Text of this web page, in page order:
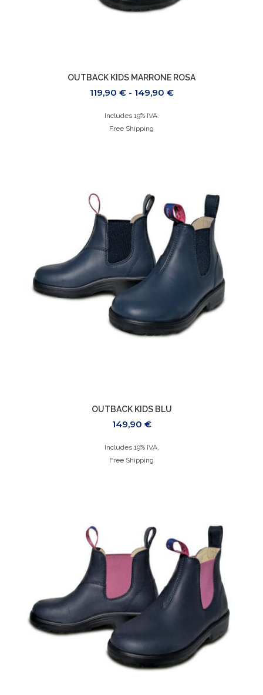
OUTBACK KIDS MARRONE ROSA
119,90 € - 149,90 €
Includes 19% IVA.
Free Shipping
OUTBACK KIDS BLU
149,90 €
Includes 19% IVA.
Free Shipping